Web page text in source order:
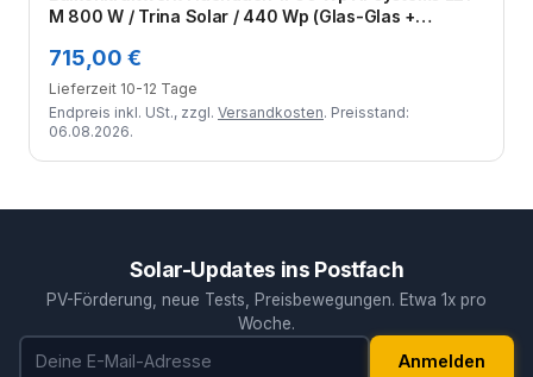
M 800 W / Trina Solar / 440 Wp (Glas-Glas +
715,00 €
Lieferzeit 10-12 Tage
Endpreis inkl. USt., zzgl. Versandkosten. Preisstand:
06.08.2026.
Solar-Updates ins Postfach
PV-Förderung, neue Tests, Preisbewegungen. Etwa 1x pro
Woche.
E-Mail-Adresse
Anmelden